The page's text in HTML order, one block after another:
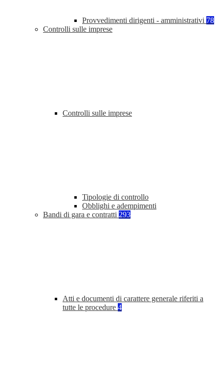
Provvedimenti dirigenti - amministrativi 78
Controlli sulle imprese
Controlli sulle imprese
Tipologie di controllo
Obblighi e adempimenti
Bandi di gara e contratti 293
Atti e documenti di carattere generale riferiti a
tutte le procedure 4